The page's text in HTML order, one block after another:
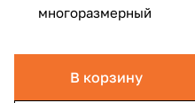
многоразмерный
В корзину